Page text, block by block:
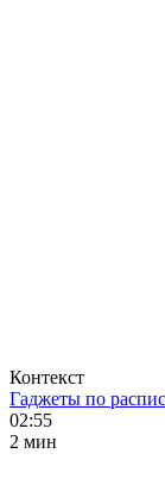
Контекст
Гаджеты по
02:55
2 мин